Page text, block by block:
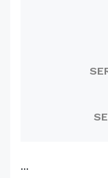
...